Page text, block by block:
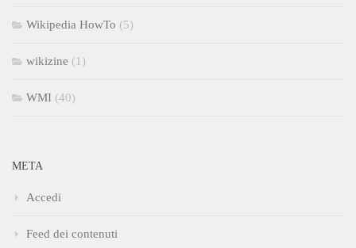
Wikipedia HowTo (5)
wikizine (1)
WMI (40)
META
Accedi
Feed dei contenuti